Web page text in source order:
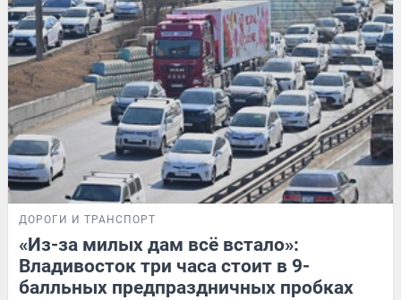
ДОРОГИ И ТРАНСПОРТ
«Из-за милых дам всё встало»:
Владивосток три часа стоит в 9-
балльных предпраздничных пробках